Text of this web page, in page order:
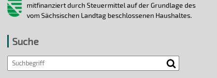
mitfinanziert durch Steuermittel auf der Grundlage des
vom Sächsischen Landtag beschlossenen Haushaltes.
Suche